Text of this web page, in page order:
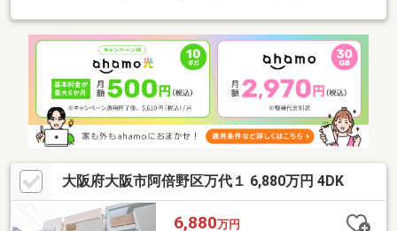
散歩にいかがでしょうか♪◎Point4 「周辺に生活施設が充実」、
スーパー、薬局、コンビニ、病院等充実の地域で豊かな生活を。
◎Point5 「地下鉄御堂筋線『西田辺駅』徒歩約15分♪」
◇◆◇◆◇◆◇◆◇◆◇◆◇◆◇◆◇◆◇◆◇◆◇◆◇◆～
内覧予約受付中ですお気軽にお問い合わせ下さい♪ＴＥＬ：06-
4701-9608（担当：佐藤）まで ●是非一度内覧をお待ちしておりま
大阪府大阪市阿倍野区万代１ 6,880万円 4DK
6,880万円